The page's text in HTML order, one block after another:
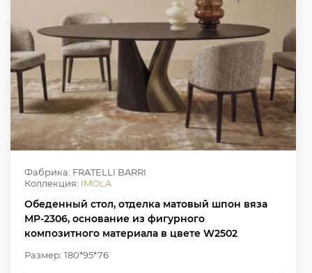
Фабрика: FRATELLI BARRI
Коллекция: IMOLA
Обеденный стол, отделка матовый шпон вяза
MP-2306, основание из фигурного
композитного материала в цвете W2502
Размер: 180*95*76